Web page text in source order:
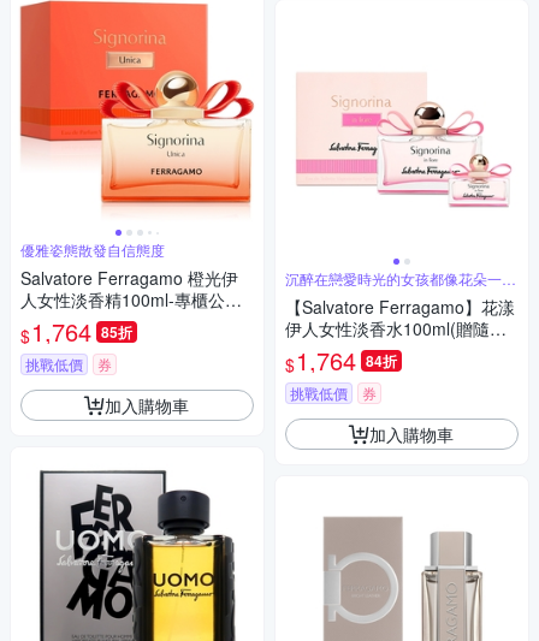
優雅姿態散發自信態度
Salvatore Ferragamo 橙光伊
人女性淡香精100ml-專櫃公司
貨
$1,764 85折
挑戰低價 券
加入購物車
沉醉在戀愛時光的女孩都像花朵一樣
綻放
【Salvatore Ferragamo】花漾
伊人女性淡香水100ml(贈隨機
小香乙瓶)
$1,764 84折
挑戰低價 券
加入購物車